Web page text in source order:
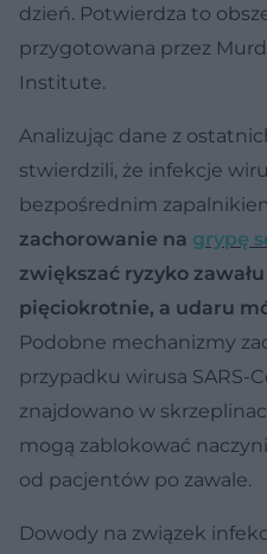
dzień. Potwierdza to
przygotowana przez
Institute.
Analizując dane z
stwierdzili, że infekcje
bezpośrednim
zachorowanie na grypę
zwiększać ryzyko
pięciokrotnie, a udaru
Podobne mechanizmy
przypadku wirusa SARS-
znajdowano w
mogą zablokować
od pacjentów po zawale.
Dowody na związek